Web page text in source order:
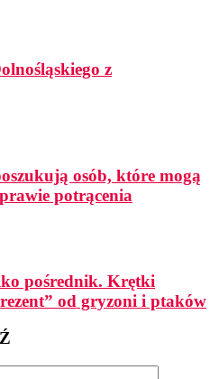
z
osób, które mogą
potrącenia
pośrednik. Krętki
od gryzoni i ptaków